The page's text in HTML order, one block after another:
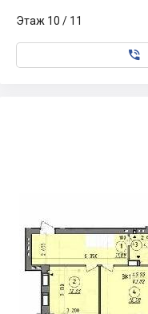
Этаж 10 / 11
